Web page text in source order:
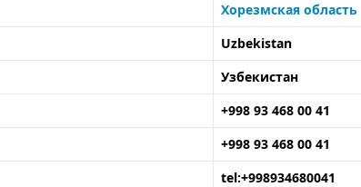
Хорезмская область
Uzbekistan
Узбекистан
+998 93 468 00 41
+998 93 468 00 41
tel:+998934680041